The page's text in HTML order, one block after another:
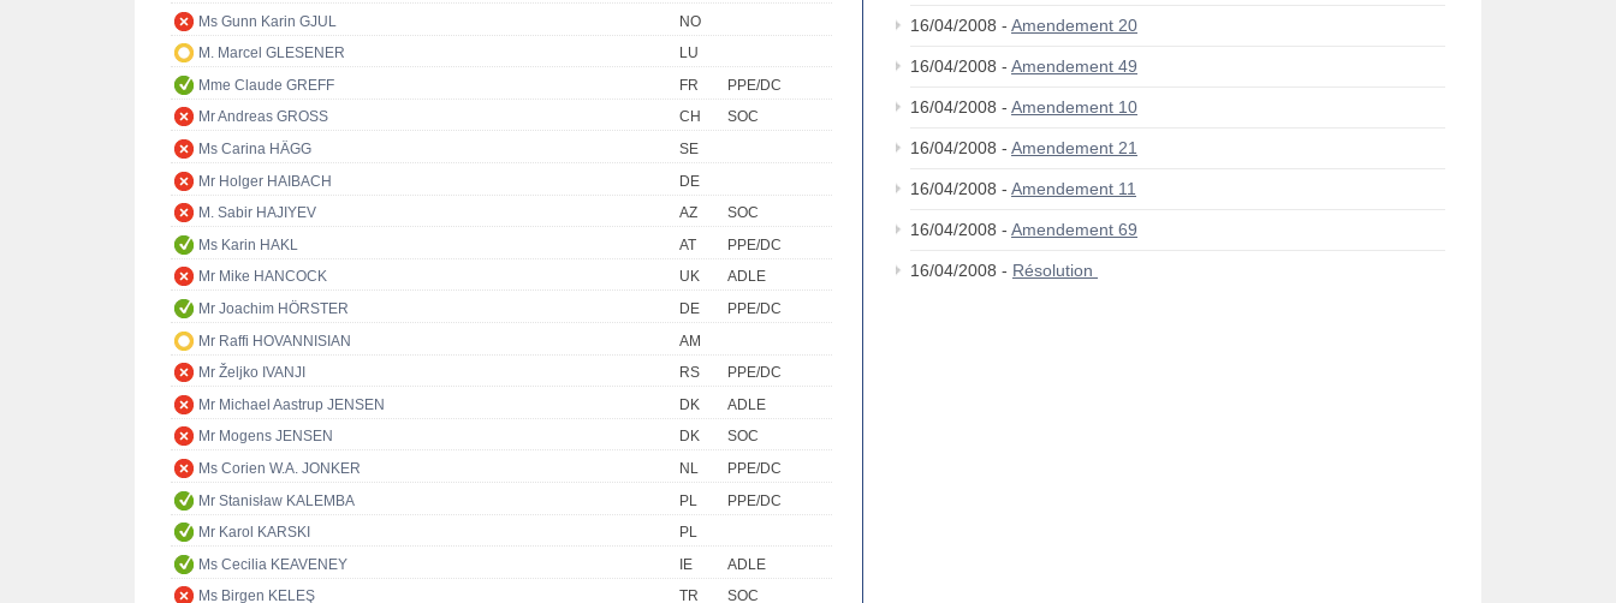
Ms Gunn Karin GJUL
NO
M. Marcel GLESENER
LU
Mme Claude GREFF
FR
PPE/DC
Mr Andreas GROSS
CH
SOC
Ms Carina HÄGG
SE
Mr Holger HAIBACH
DE
M. Sabir HAJIYEV
AZ
SOC
Ms Karin HAKL
AT
PPE/DC
Mr Mike HANCOCK
UK
ADLE
Mr Joachim HÖRSTER
DE
PPE/DC
Mr Raffi HOVANNISIAN
AM
Mr Željko IVANJI
RS
PPE/DC
Mr Michael Aastrup JENSEN
DK
ADLE
Mr Mogens JENSEN
DK
SOC
Ms Corien W.A. JONKER
NL
PPE/DC
Mr Stanisław KALEMBA
PL
PPE/DC
Mr Karol KARSKI
PL
Ms Cecilia KEAVENEY
IE
ADLE
Ms Birgen KELEŞ
TR
SOC
16/04/2008 - Amendement 20
16/04/2008 - Amendement 49
16/04/2008 - Amendement 10
16/04/2008 - Amendement 21
16/04/2008 - Amendement 11
16/04/2008 - Amendement 69
16/04/2008 - Résolution